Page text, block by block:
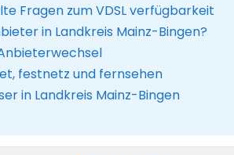
Fragen zum VDSL verfügbarkeit
in Landkreis Mainz-Bingen?
festnetz und fernsehen
in Landkreis Mainz-Bingen